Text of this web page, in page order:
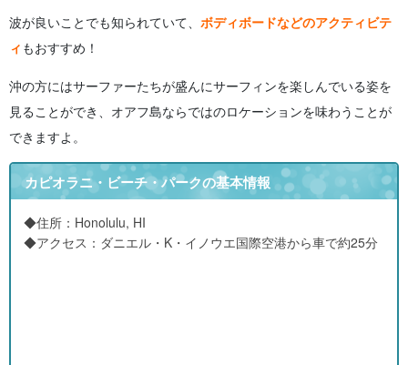
波が良いことでも知られていて、 ボディボードなどのアクティビテ
ィ もおすすめ！
沖の方にはサーファーたちが盛んにサーフィンを楽しんでいる姿を
見ることができ、オアフ島ならではのロケーションを味わうことが
できますよ。
カピオラニ・ビーチ・パークの基本情報
◆住所：Honolulu, HI
◆アクセス：ダニエル・K・イノウエ国際空港から車で約25分